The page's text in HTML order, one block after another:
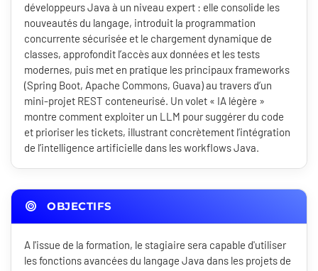
développeurs Java à un niveau expert : elle consolide les
nouveautés du langage, introduit la programmation
concurrente sécurisée et le chargement dynamique de
classes, approfondit l’accès aux données et les tests
modernes, puis met en pratique les principaux frameworks
(Spring Boot, Apache Commons, Guava) au travers d’un
mini-projet REST conteneurisé. Un volet « IA légère »
montre comment exploiter un LLM pour suggérer du code
et prioriser les tickets, illustrant concrètement l’intégration
de l’intelligence artificielle dans les workflows Java.
OBJECTIFS
A l'issue de la formation, le stagiaire sera capable d'utiliser
les fonctions avancées du langage Java dans les projets de